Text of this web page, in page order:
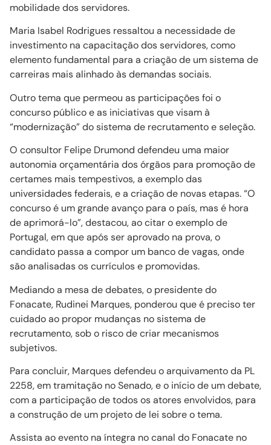
mobilidade dos servidores.
Maria Isabel Rodrigues ressaltou a necessidade de
investimento na capacitação dos servidores, como
elemento fundamental para a criação de um sistema de
carreiras mais alinhado às demandas sociais.
Outro tema que permeou as participações foi o
concurso público e as iniciativas que visam à
“modernização” do sistema de recrutamento e seleção.
O consultor Felipe Drumond defendeu uma maior
autonomia orçamentária dos órgãos para promoção de
certames mais tempestivos, a exemplo das
universidades federais, e a criação de novas etapas. “O
concurso é um grande avanço para o país, mas é hora
de aprimorá-lo”, destacou, ao citar o exemplo de
Portugal, em que após ser aprovado na prova, o
candidato passa a compor um banco de vagas, onde
são analisadas os currículos e promovidas.
Mediando a mesa de debates, o presidente do
Fonacate, Rudinei Marques, ponderou que é preciso ter
cuidado ao propor mudanças no sistema de
recrutamento, sob o risco de criar mecanismos
subjetivos.
Para concluir, Marques defendeu o arquivamento da PL
2258, em tramitação no Senado, e o início de um debate,
com a participação de todos os atores envolvidos, para
a construção de um projeto de lei sobre o tema.
Assista ao evento na íntegra no canal do Fonacate no